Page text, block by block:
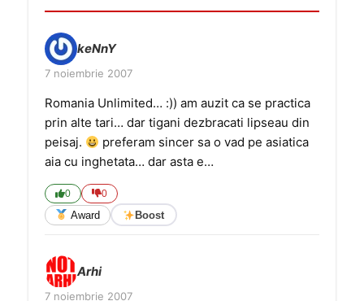
keNnY
7 noiembrie 2007
Romania Unlimited… :)) am auzit ca se practica
prin alte tari… dar tigani dezbracati lipseau din
peisaj.
preferam sincer sa o vad pe asiatica
aia cu inghetata… dar asta e…
0 0
Award Boost
Arhi
7 noiembrie 2007